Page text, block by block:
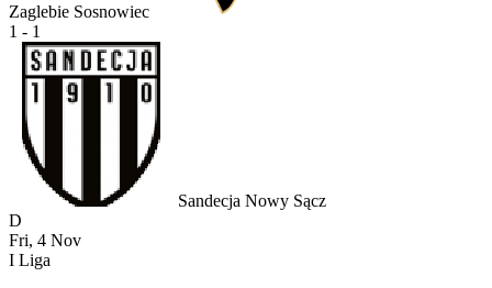
Zaglebie Sosnowiec
1 - 1
Sandecja Nowy Sącz
D
Fri, 4 Nov
I Liga